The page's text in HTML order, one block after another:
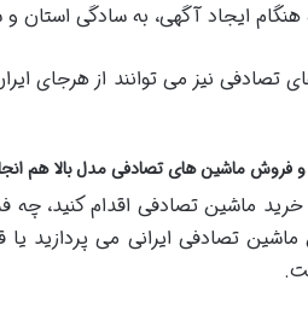
هنگام ایجاد آگهی، به سادگی استان
تصادفی نیز می توانند از هرجای
و فروش ماشین های تصادفی مدل بالا هم
ماشین تصادفی اقدام کنید، چه
تصادفی ایرانی می پردازید